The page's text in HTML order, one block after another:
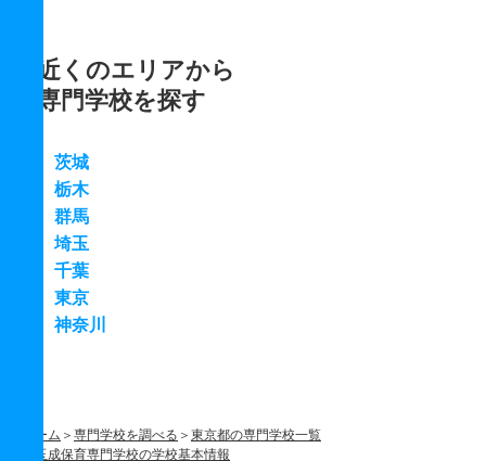
近くのエリアから
専門学校を探す
茨城
栃木
群馬
埼玉
千葉
東京
神奈川
ホーム 専門学校を調べる
東京都の専門学校一覧
玉成保育専門学校の学校基本情報